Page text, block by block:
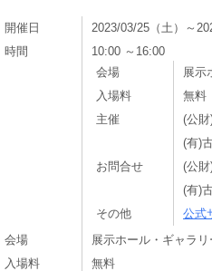
開催日
2023/03/25（土）～
時間
10:00 ～16:00
会場
展示
入場料
無料
主催
(公
(有)
お問合せ
(公
(有)
その他
公式
会場
展示ホール・ギャラリ
入場料
無料